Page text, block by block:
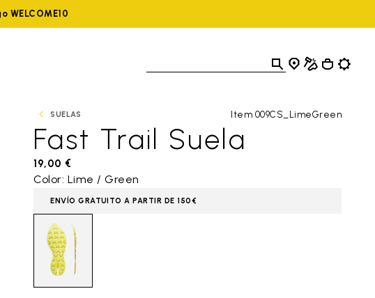
WELCOME10
SUELAS Item 009CS_LimeGreen
Fast Trail Suela
19,00 €
Color: Lime / Green
ENVÍO GRATUITO A PARTIR DE 150€